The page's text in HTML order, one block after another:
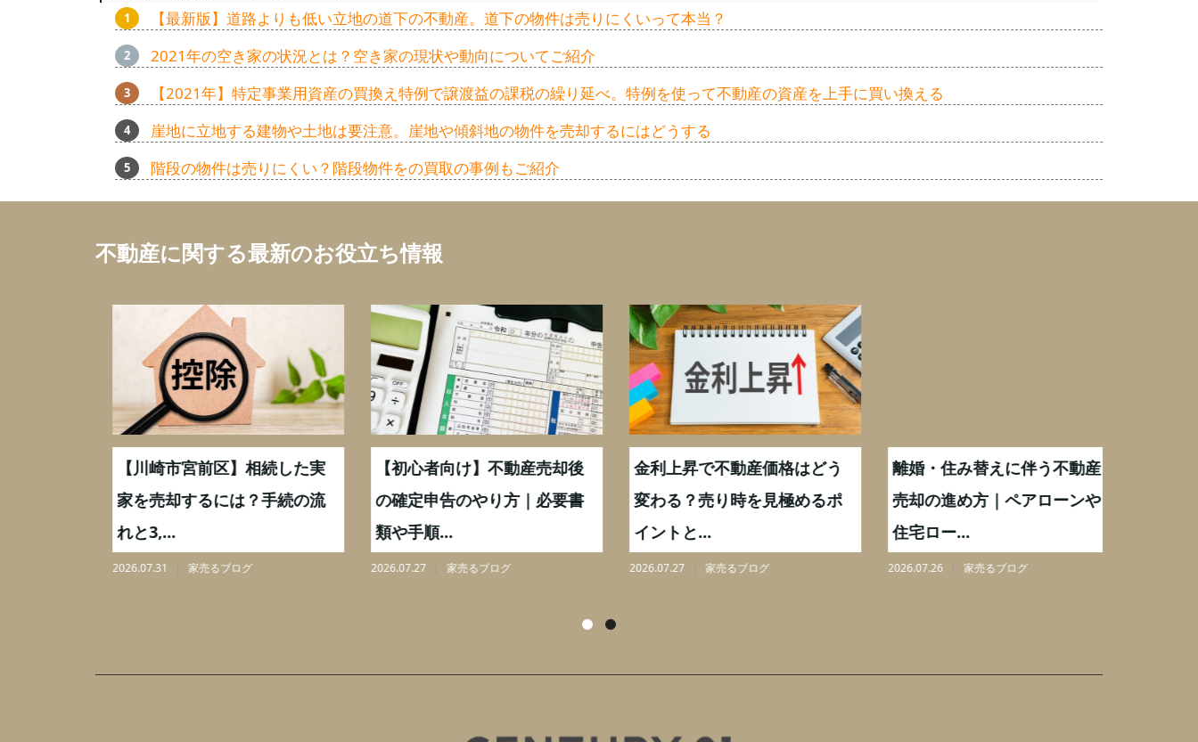
【最新版】道路よりも低い立地の道下の不動産。道下の物件は売りにくいって本当？
2021年の空き家の状況とは？空き家の現状や動向についてご紹介
【2021年】特定事業用資産の買換え特例で譲渡益の課税の繰り延べ。特例を使って不動産の資産を上手に買い換える
崖地に立地する建物や土地は要注意。崖地や傾斜地の物件を売却するにはどうする
階段の物件は売りにくい？階段物件をの買取の事例もご紹介
不動産に関する最新のお役立ち情報
【川崎市宮前区】相続した実
家を売却するには？手続の流
れと3,...
2026.07.31 家売るブログ
【初心者向け】不動産売却後
の確定申告のやり方｜必要書
類や手順...
2026.07.27 家売るブログ
金利上昇で不動産価格はどう
変わる？売り時を見極めるポ
イントと...
2026.07.27 家売るブログ
離婚・住み替えに伴う不動産
売却の進め方｜ペアローンや
住宅ロー...
2026.07.26 家売るブログ